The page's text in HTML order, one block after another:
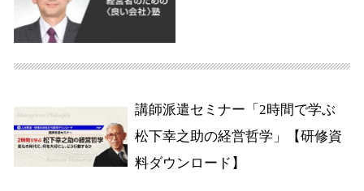
講師派遣セミナー「2時間で学ぶ
松下幸之助の経営哲学」【研修資
料ダウンロード】